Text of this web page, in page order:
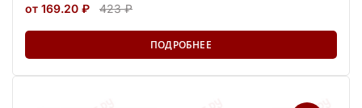
от 169.20 ₽ 423 ₽
ПОДРОБНЕЕ